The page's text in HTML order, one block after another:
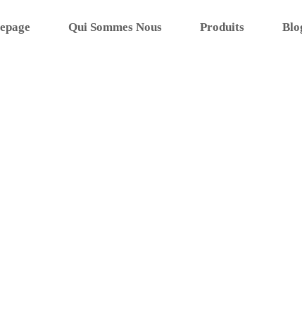
Qui Sommes Nous Produits